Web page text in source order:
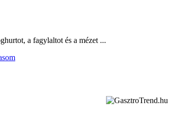
a fagylaltot és a mézet ...